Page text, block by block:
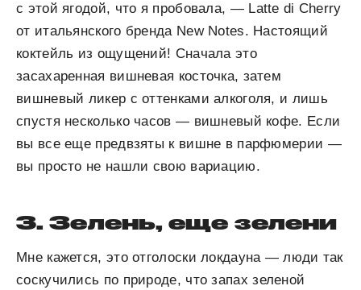
с этой ягодой, что я пробовала, — Latte di Cherry
от итальянского бренда New Notes. Настоящий
коктейль из ощущений! Сначала это
засахаренная вишневая косточка, затем
вишневый ликер с оттенками алкоголя, и лишь
спустя несколько часов — вишневый кофе. Если
вы все еще предвзяты к вишне в парфюмерии —
вы просто не нашли свою вариацию.
3. Зелень, еще зелени
Мне кажется, это отголоски локдауна — люди так
соскучились по природе, что запах зеленой